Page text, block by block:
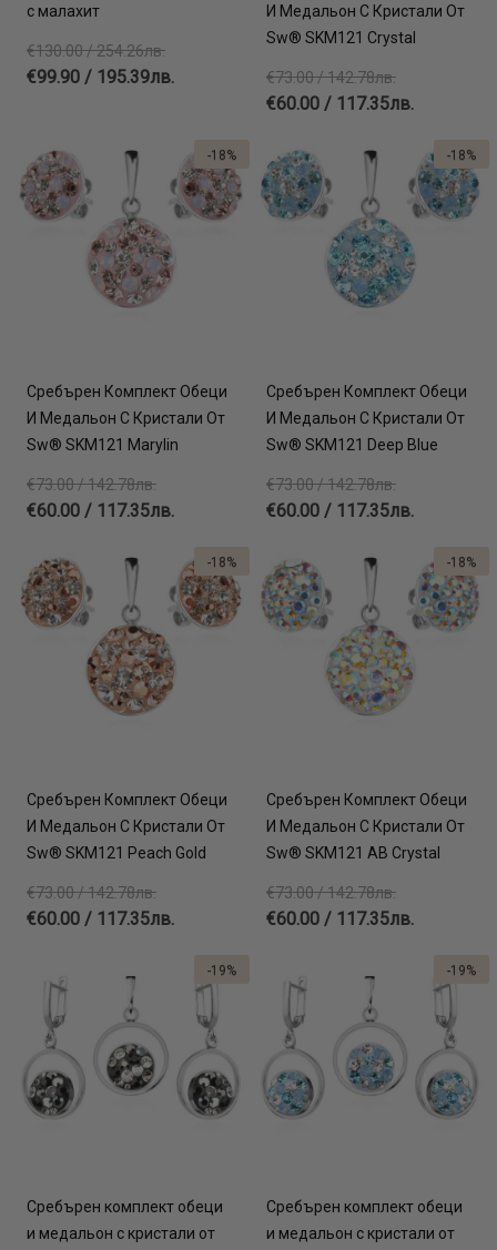
с малахит
€130.00 / 254.26лв.
€99.90 / 195.39лв.
И Медальон С Кристали От
Sw® SKM121 Crystal
€73.00 / 142.78лв.
€60.00 / 117.35лв.
Сребърен Комплект Обеци
И Медальон С Кристали От
Sw® SKM121 Marylin
€73.00 / 142.78лв.
€60.00 / 117.35лв.
-18%
Сребърен Комплект Обеци
И Медальон С Кристали От
Sw® SKM121 Deep Blue
€73.00 / 142.78лв.
€60.00 / 117.35лв.
-18%
Сребърен Комплект Обеци
И Медальон С Кристали От
Sw® SKM121 Peach Gold
€73.00 / 142.78лв.
€60.00 / 117.35лв.
-18%
Сребърен Комплект Обеци
И Медальон С Кристали От
Sw® SKM121 AB Crystal
€73.00 / 142.78лв.
€60.00 / 117.35лв.
-18%
Сребърен комплект обеци
и медальон с кристали от
-19%
Сребърен комплект обеци
и медальон с кристали от
-19%